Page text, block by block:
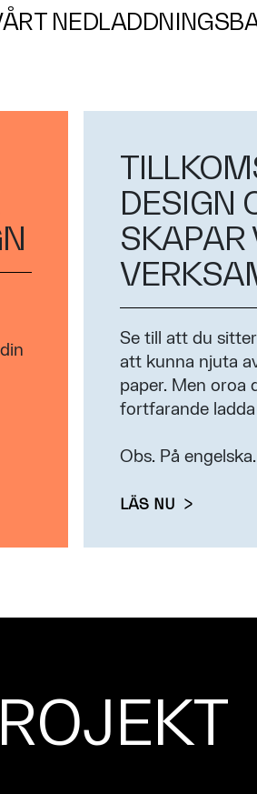
DESIGN
SKAPAR
Se till att du
att kunna njuta
paper. Men oroa
fortfarande
Obs. På engelska.
LÄS NU